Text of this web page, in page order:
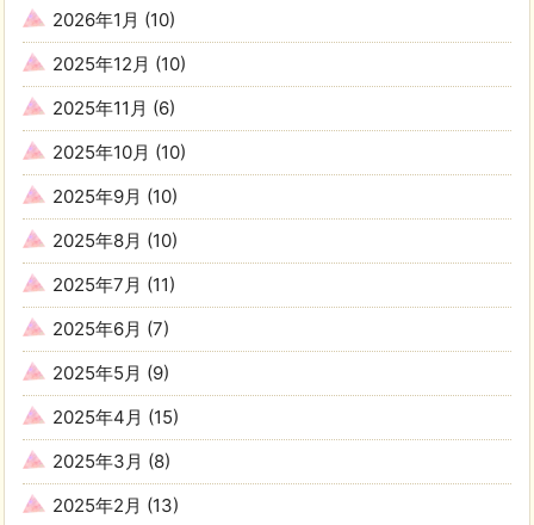
2026年1月 (10)
2025年12月 (10)
2025年11月 (6)
2025年10月 (10)
2025年9月 (10)
2025年8月 (10)
2025年7月 (11)
2025年6月 (7)
2025年5月 (9)
2025年4月 (15)
2025年3月 (8)
2025年2月 (13)